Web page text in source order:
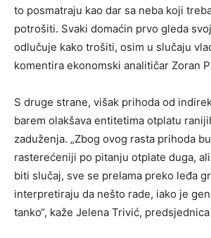
to posmatraju kao dar sa neba koji
potrošiti. Svaki domaćin prvo gleda
odlučuje kako trošiti, osim u slučaju
komentira ekonomski analitičar Zoran
S druge strane, višak prihoda od
barem olakšava entitetima otplatu
zaduženja. „Zbog ovog rasta prihoda
rasterećeniji po pitanju otplate duga,
biti slučaj, sve se prelama preko leđa
interpretiraju da nešto rade, iako je
tanko“, kaže Jelena Trivić,